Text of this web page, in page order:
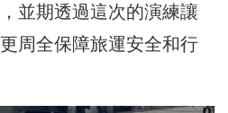
並期透過這次的演練讓
周全保障旅運安全和行